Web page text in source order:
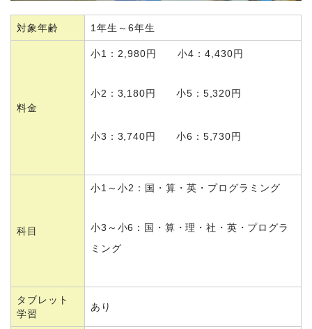
対象年齢 1年生～6年生
料金
小1：2,980円 小4：4,430円
小2：3,180円 小5：5,320円
小3：3,740円 小6：5,730円
科目
小1～小2：国・算・英・プログラミング
小3～小6：国・算・理・社・英・プログラ
ミング
タブレット
学習
あり